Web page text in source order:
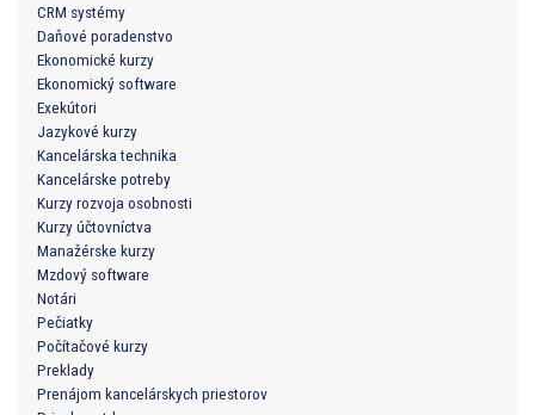
CRM systémy
Daňové poradenstvo
Ekonomické kurzy
Ekonomický software
Exekútori
Jazykové kurzy
Kancelárska technika
Kancelárske potreby
Kurzy rozvoja osobnosti
Kurzy účtovníctva
Manažérske kurzy
Mzdový software
Notári
Pečiatky
Počítačové kurzy
Preklady
Prenájom kancelárskych priestorov